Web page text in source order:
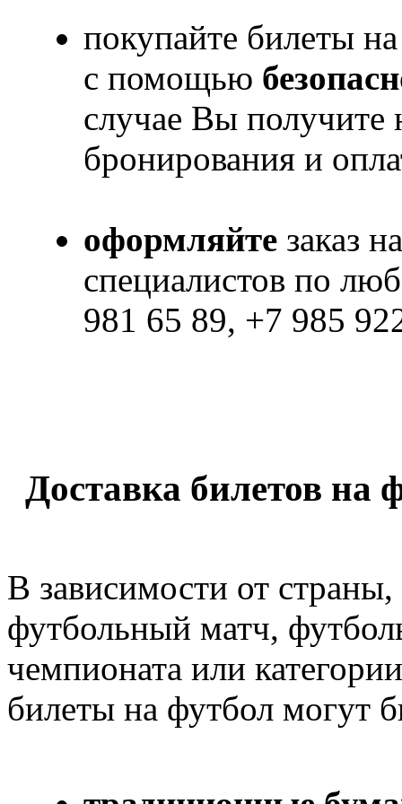
покупайте билеты
с помощью
случае Вы получите
бронирования и
оформляйте заказ
специалистов по
981 65 89, +7 985
Доставка билетов на
В зависимости от страны,
футбольный матч,
чемпионата или
билеты на футбол могут